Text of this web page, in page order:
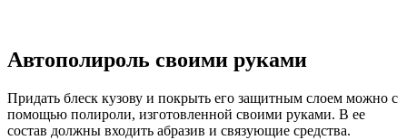
Автополироль своими руками
Придать блеск кузову и покрыть его защитным слоем можно с
помощью полироли, изготовленной своими руками. В ее
состав должны входить абразив и связующие средства.